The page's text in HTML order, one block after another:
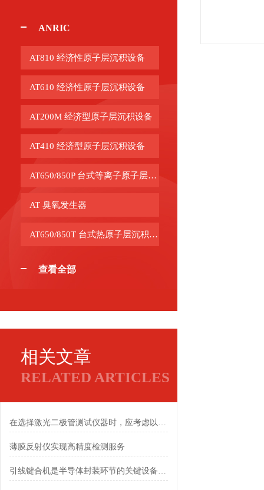
ANRIC
AT810 经济性原子层沉积设备
AT610 经济性原子层沉积设备
AT200M 经济型原子层沉积设备
AT410 经济型原子层沉积设备
AT650/850P 台式等离子原子层沉积设备
AT 臭氧发生器
AT650/850T 台式热原子层沉积设备
查看全部
相关文章
RELATED ARTICLES
在选择激光二极管测试仪器时，应考虑以下因素
薄膜反射仪实现高精度检测服务
引线键合机是半导体封装环节的关键设备之一